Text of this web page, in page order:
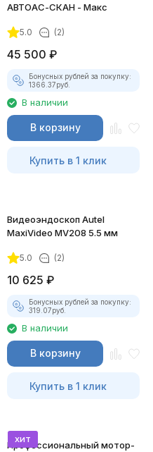
АВТОАС-СКАН - Макс
5.0 (2)
45 500 ₽
Бонусных рублей за покупку:
1366.37руб.
В наличии
В корзину
Купить в 1 клик
Видеоэндоскоп Autel
MaxiVideo MV208 5.5 мм
5.0 (2)
10 625 ₽
Бонусных рублей за покупку:
319.07руб.
В наличии
В корзину
Купить в 1 клик
хит
Профессиональный мотор-